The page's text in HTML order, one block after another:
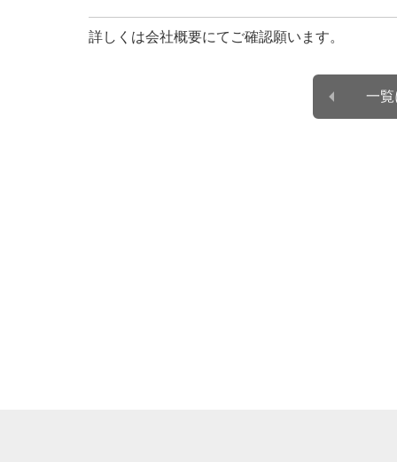
詳しくは会社概要にてご確認願います。
一